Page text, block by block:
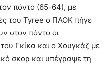
πόντο (65-64), με
του Tyree ο ΠΑΟΚ πήγε
στον πόντο οι
Γκίκα και ο Χουγκάζ με
σκορ και υπέγραψε τη